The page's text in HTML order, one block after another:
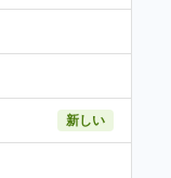
新しい